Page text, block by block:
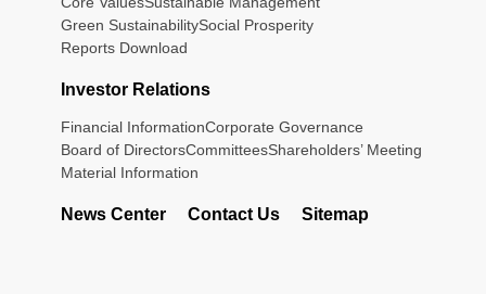
Green SustainabilitySocial Prosperity
Reports Download
Investor Relations
Financial InformationCorporate Governance
Board of DirectorsCommitteesShareholders’ Meeting
Material Information
News Center Contact Us Sitemap